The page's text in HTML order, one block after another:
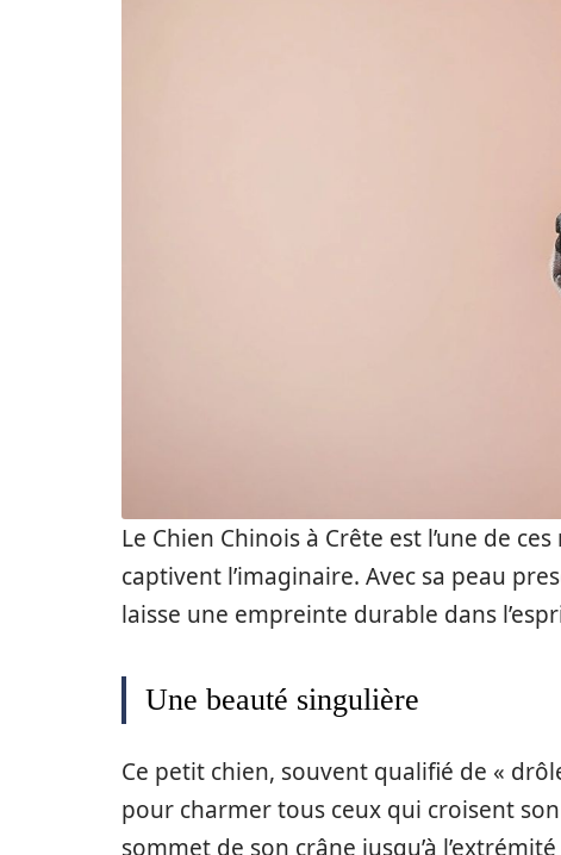
Le Chien Chinois à Crête est l’une de
captivent l’imaginaire. Avec sa peau
laisse une empreinte durable dans
Une beauté singulière
Ce petit chien, souvent qualifié de «
pour charmer tous ceux qui croisent
sommet de son crâne jusqu’à